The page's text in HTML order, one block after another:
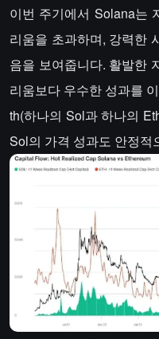
이번 주기에서 Solana는
리움을 초과하며, 강력한
음을 보여줍니다. 활발한
리움보다 우수한 성과를
th(하나의 Sol과 하나의
Sol의 가격 성과도 안정적